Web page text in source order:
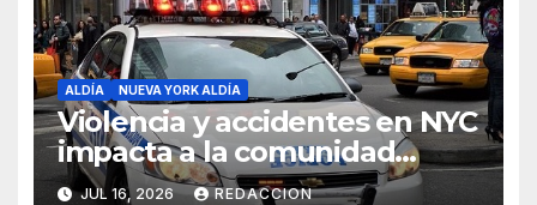
ALDÍA NUEVA YORK ALDÍA
Violencia y accidentes en NYC
impacta a la comunidad
dominicana
JUL 16, 2026 REDACCION